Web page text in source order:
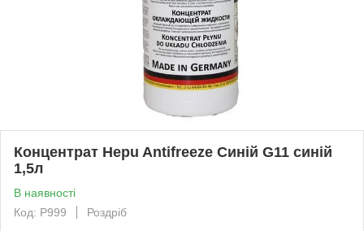
Концентрат Hepu Antifreeze Синій G11 синій
1,5л
В наявності
Код: P999
Роздріб